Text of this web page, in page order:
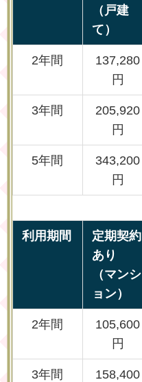
（戸建
て）
2年間
137,280
円
3年間
205,920
円
5年間
343,200
円
利用期間
定期契約
あり
（マンシ
ョン）
2年間
105,600
円
3年間
158,400